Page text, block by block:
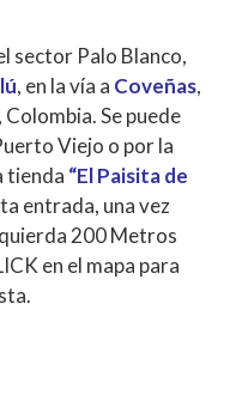
sector Palo Blanco,
, en la vía a Coveñas,
Se puede
Viejo o por la
tienda “El Paisita de
entrada, una vez
200 Metros
en el mapa para